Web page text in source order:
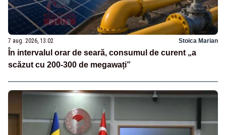
7 aug. 2026, 13:02 Stoica Marian
În intervalul orar de seară, consumul de curent „a
scăzut cu 200-300 de megawați”